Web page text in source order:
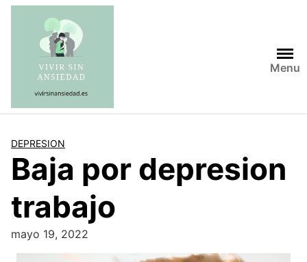
Saltar
contenido
Menu
DEPRESION
Baja por depresion
trabajo
mayo 19, 2022